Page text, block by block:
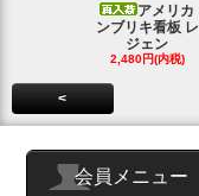
アメリカ
ンブリキ看板 レ
ジェン
2,480円(内税)
<
会員メニュー